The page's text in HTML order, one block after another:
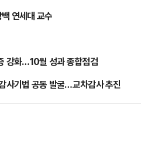
연세대 교수
강화…10월 성과 종합점검
사기법 공동 발굴…교차감사 추진